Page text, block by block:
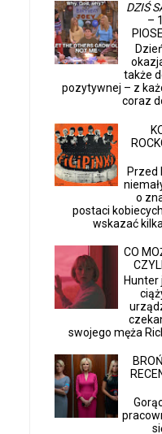
DZIŚ
–
także
pozytywnej – z
coraz
Przed
o
postaci
wskazać
CO
Hunter
swojego męża